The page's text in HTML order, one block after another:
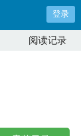
登录
阅读记录